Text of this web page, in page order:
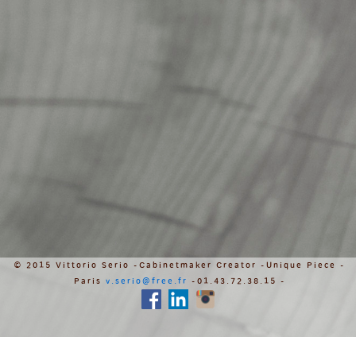
© 2015 Vittorio Serio - Cabinetmaker Creator - Unique Piece -
Paris v.serio@free.fr - 01.43.72.38.15 -